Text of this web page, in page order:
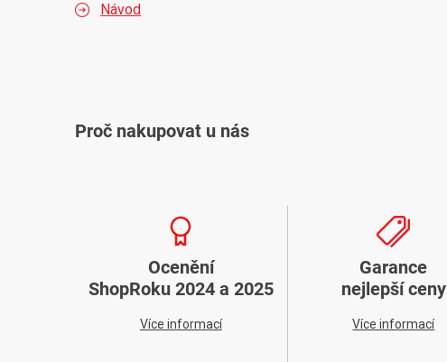
Návod
Proč nakupovat u nás
Ocenění
ShopRoku 2024 a 2025
Více informací
Garance
nejlepší ceny
Více informací